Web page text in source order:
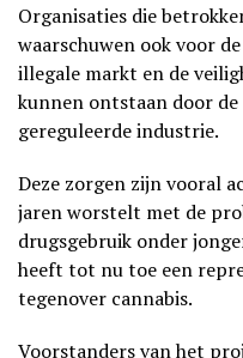
Organisaties die
waarschuwen ook voor
illegale markt en de
kunnen ontstaan door
gereguleerde industrie.
Deze zorgen zijn vooral
jaren worstelt met de
drugsgebruik onder
heeft tot nu toe een
tegenover cannabis.
Voorstanders van het